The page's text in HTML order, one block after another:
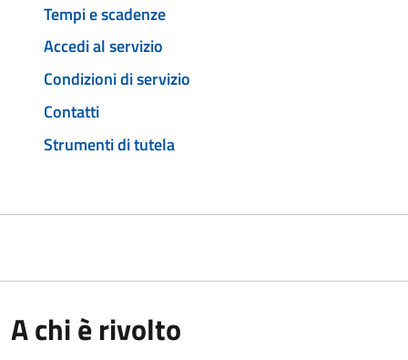
Tempi e scadenze
Accedi al servizio
Condizioni di servizio
Contatti
Strumenti di tutela
A chi è rivolto